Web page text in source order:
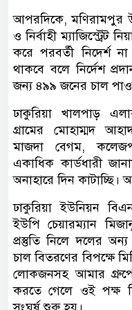
আপরদিকে, মণিরামপুর
ও নির্বাহী ম্যাজিস্ট্রেট
করে পরবর্তী নিদের্শ
থাকবে বলে নির্দেশ
জন্য ৪৯৯ জনের চাল
ঢাকুরিয়া খালপাড়
গ্রামের মোহাম্মদ
মাজদা বেগম,
একাধিক কার্ডধারী
অনাহারে দিন
ঢাকুরিয়া ইউনিয়ন
ইউপি চেয়ারম্যান
প্রস্তুতি নিলে দলের
চাল বিতরণের বিপক্ষে
লোকজনসহ আমার
করতে গেলে ওই পক্ষ
সংঘর্ষ শুরু হয়।